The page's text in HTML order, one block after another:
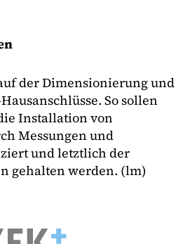
der Dimensionierung und
So sollen
Installation von
Messungen und
und letztlich der
gehalten werden. (lm)